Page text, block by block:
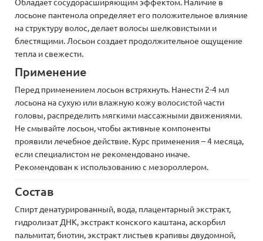
Обладает сосудорасширяющим эффектом. Наличие в
лосьоне пантенола определяет его положительное влияние
на структуру волос, делает волосы шелковистыми и
блестящими. Лосьон создает продолжительное ощущение
тепла и свежести.
Применение
Перед применением лосьон встряхнуть. Нанести 2-4 мл
лосьона на сухую или влажную кожу волосистой части
головы, распределить мягкими массажными движениями.
Не смывайте лосьон, чтобы активные компоненты
проявили лечебное действие. Курс применения – 4 месяца,
если специалистом не рекомендовано иначе.
Рекомендован к использованию с мезороллером.
Состав
Спирт денатурированный, вода, плацентарный экстракт,
гидролизат ДНК, экстракт конского каштана, аскорбил
пальмитат, биотин, экстракт листьев крапивы двудомной,